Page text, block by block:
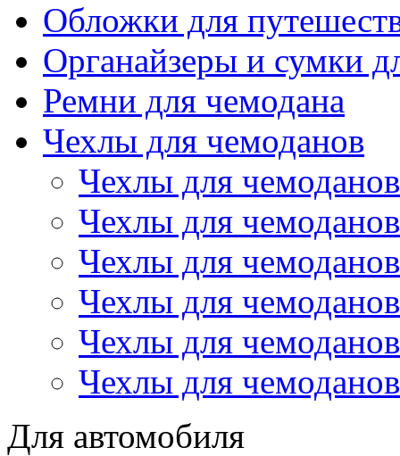
Обложки для
Органайзеры и сумки
Ремни для чемодана
Чехлы для чемоданов
Чехлы для
Чехлы для
Чехлы для
Чехлы для
Чехлы для
Чехлы для
Для автомобиля